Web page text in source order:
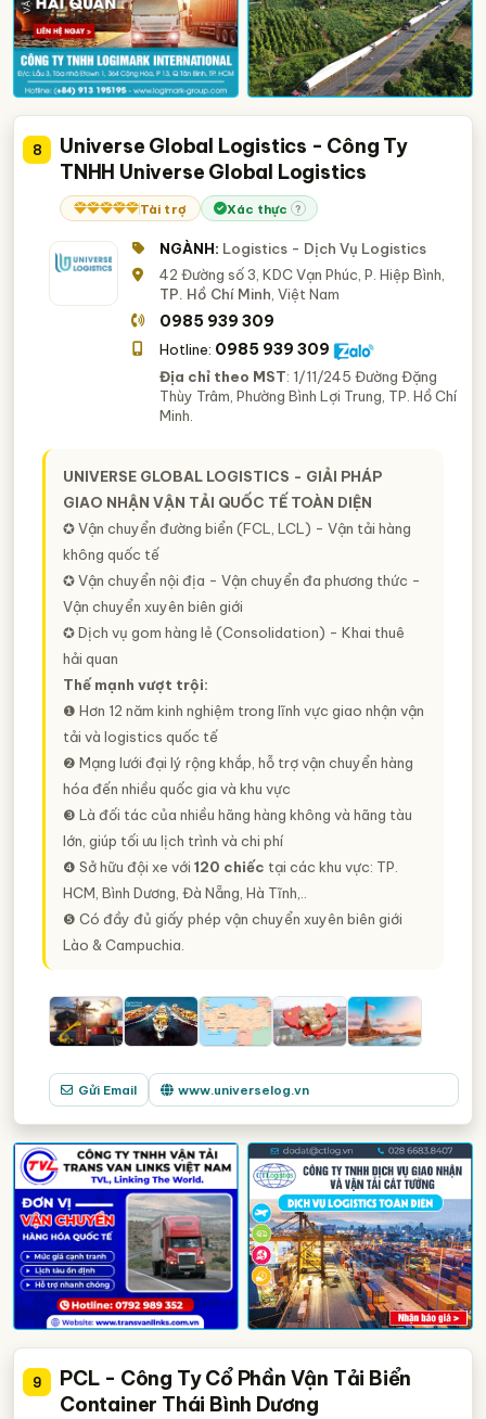
8
Universe Global Logistics - Công Ty
TNHH Universe Global Logistics
Tài trợ Xác thực ?
NGÀNH: Logistics - Dịch Vụ Logistics
42 Đường số 3, KDC Vạn Phúc, P. Hiệp Bình,
TP. Hồ Chí Minh, Việt Nam
0985 939 309
Hotline: 0985 939 309
Địa chỉ theo MST: 1/11/245 Đường Đặng
Thùy Trâm, Phường Bình Lợi Trung, TP. Hồ Chí
Minh.
UNIVERSE GLOBAL LOGISTICS - GIẢI PHÁP
GIAO NHẬN VẬN TẢI QUỐC TẾ TOÀN DIỆN
✪ Vận chuyển đường biển (FCL, LCL) - Vận tải hàng
không quốc tế
✪ Vận chuyển nội địa - Vận chuyển đa phương thức -
Vận chuyển xuyên biên giới
✪ Dịch vụ gom hàng lẻ (Consolidation) - Khai thuê
hải quan
Thế mạnh vượt trội:
❶ Hơn 12 năm kinh nghiệm trong lĩnh vực giao nhận vận
tải và logistics quốc tế
❷ Mạng lưới đại lý rộng khắp, hỗ trợ vận chuyển hàng
hóa đến nhiều quốc gia và khu vực
❸ Là đối tác của nhiều hãng hàng không và hãng tàu
lớn, giúp tối ưu lịch trình và chi phí
❹ Sở hữu đội xe với 120 chiếc tại các khu vực: TP.
HCM, Bình Dương, Đà Nẵng, Hà Tĩnh,..
❺ Có đầy đủ giấy phép vận chuyển xuyên biên giới
Lào & Campuchia.
Gửi Email www.universelog.vn
9
PCL - Công Ty Cổ Phần Vận Tải Biển
Container Thái Bình Dương